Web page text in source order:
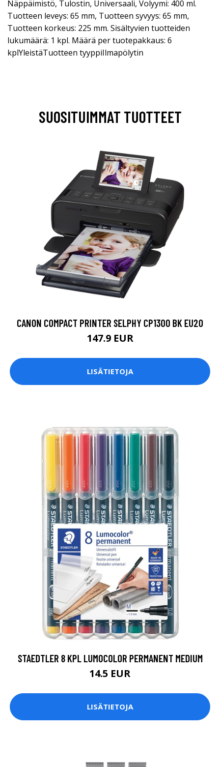
Näppäimistö, Tulostin, Universaali, Volyymi: 400 ml.
Tuotteen leveys: 65 mm, Tuotteen syvyys: 65 mm,
Tuotteen korkeus: 225 mm. Sisältyvien tuotteiden
lukumäärä: 1 kpl. Määrä per tuotepakkaus: 6
kplYleistäTuotteen tyyppiIlmapölytin
SUOSITUIMMAT TUOTTEET
CANON COMPACT PRINTER SELPHY CP1300 BK EU20
147.9 EUR
LISÄTIETOJA
STAEDTLER 8 KPL LUMOCOLOR PERMANENT MEDIUM
14.5 EUR
LISÄTIETOJA